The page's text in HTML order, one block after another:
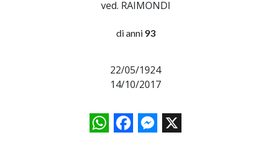
ved. RAIMONDI
di anni 93
22/05/1924
14/10/2017
WhatsAppFacebookMessenger
X